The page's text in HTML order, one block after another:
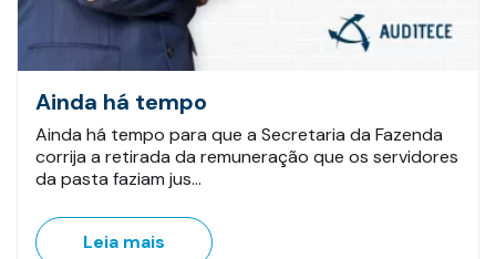
Ainda há tempo
Ainda há tempo para que a Secretaria da Fazenda
corrija a retirada da remuneração que os servidores
da pasta faziam jus…
Leia mais